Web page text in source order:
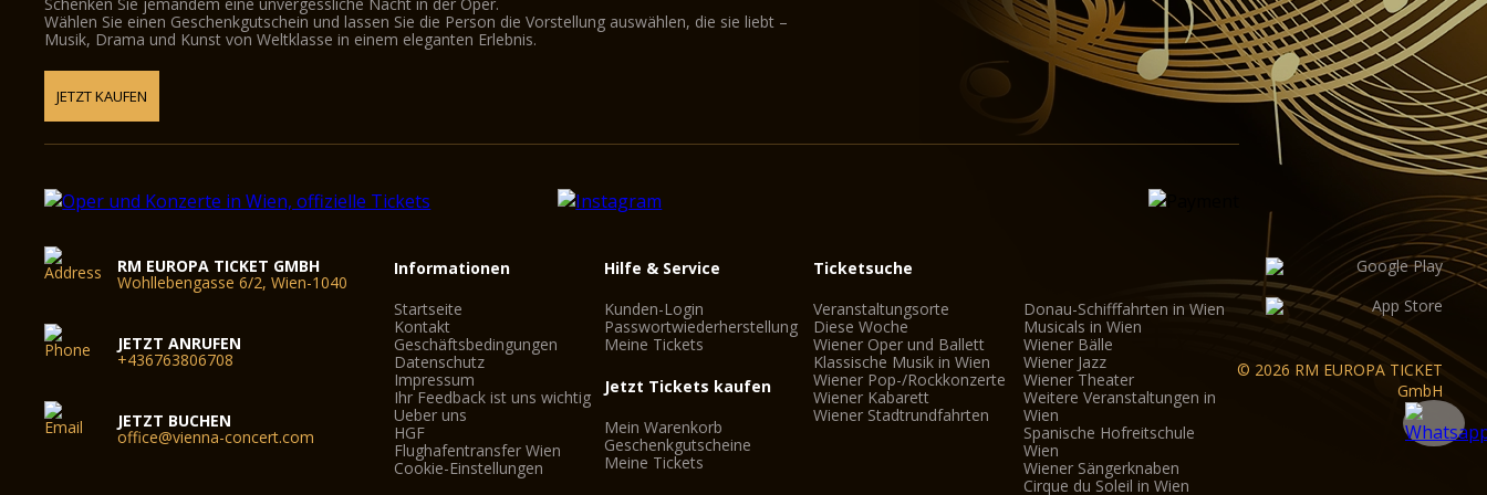
Wählen Sie einen Geschenkgutschein und lassen Sie die Person die Vorstellung auswählen, die sie liebt –
Musik, Drama und Kunst von Weltklasse in einem eleganten Erlebnis.
JETZT KAUFEN
RM EUROPA TICKET GMBH
Wohllebengasse 6/2, Wien-1040
JETZT ANRUFEN
+436763806708
JETZT BUCHEN
office@vienna-concert.com
Informationen
Startseite
Kontakt
Geschäftsbedingungen
Datenschutz
Impressum
Ihr Feedback ist uns wichtig
Ueber uns
HGF
Flughafentransfer Wien
Cookie-Einstellungen
Hilfe & Service
Kunden-Login
Passwortwiederherstellung
Meine Tickets
Jetzt Tickets kaufen
Mein Warenkorb
Geschenkgutscheine
Meine Tickets
Ticketsuche
Veranstaltungsorte
Diese Woche
Wiener Oper und Ballett
Klassische Musik in Wien
Wiener Pop-/Rockkonzerte
Wiener Kabarett
Wiener Stadtrundfahrten
Donau-Schifffahrten in Wien
Musicals in Wien
Wiener Bälle
Wiener Jazz
Wiener Theater
Weitere Veranstaltungen in
Wien
Spanische Hofreitschule
Wien
Wiener Sängerknaben
Cirque du Soleil in Wien
© 2026 RM EUROPA TICKET
GmbH